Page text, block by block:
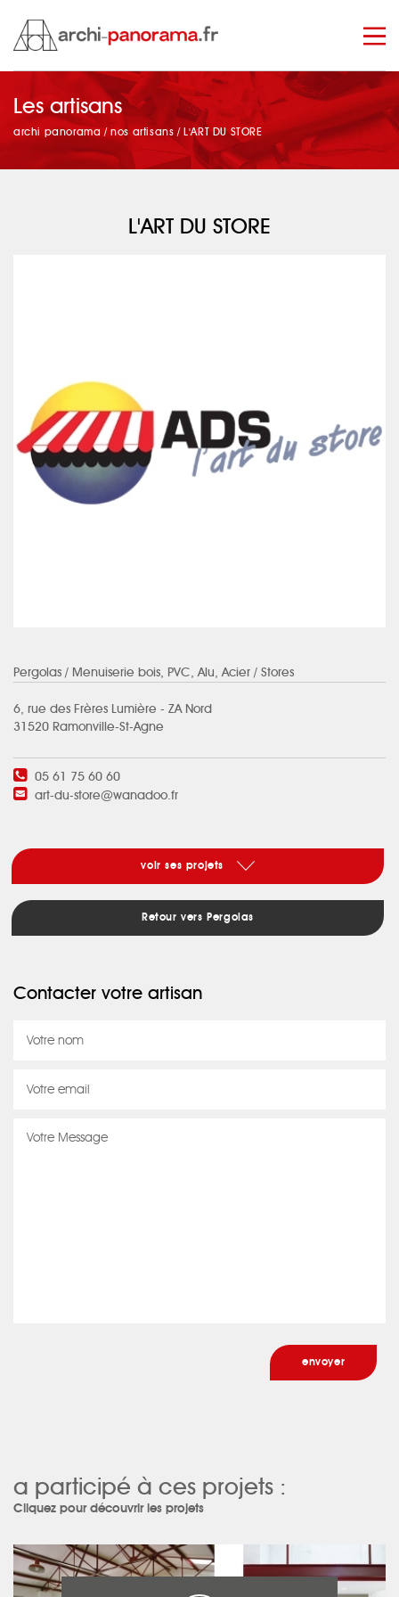
manage_search
Les artisans
archi panorama /nos artisans / L'ART DU STORE
L'ART DU STORE
Pergolas / Menuiserie bois, PVC, Alu, Acier / Stores
6, rue des Frères Lumière - ZA Nord
31520 Ramonville-St-Agne
05 61 75 60 60
art-du-store@wanadoo.fr
voir ses projets
Retour vers Pergolas
Contacter votre artisan
a participé à ces projets :
Cliquez pour découvrir les projets